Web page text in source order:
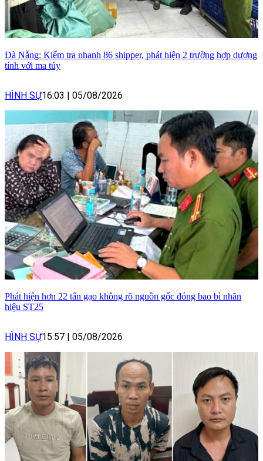
Đà Nẵng: Kiểm tra nhanh 86 shipper, phát hiện 2 trường hợp dương
tính với ma túy
HÌNH SỰ16:03 | 05/08/2026
Phát hiện hơn 22 tấn gạo không rõ nguồn gốc đóng bao bì nhãn
hiệu ST25
HÌNH SỰ15:57 | 05/08/2026